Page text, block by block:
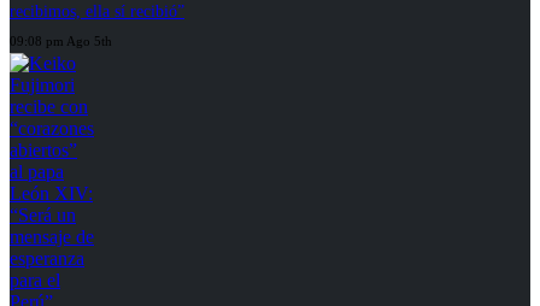
recibimos, ella sí recibió”
09:08 pm Ago 5th